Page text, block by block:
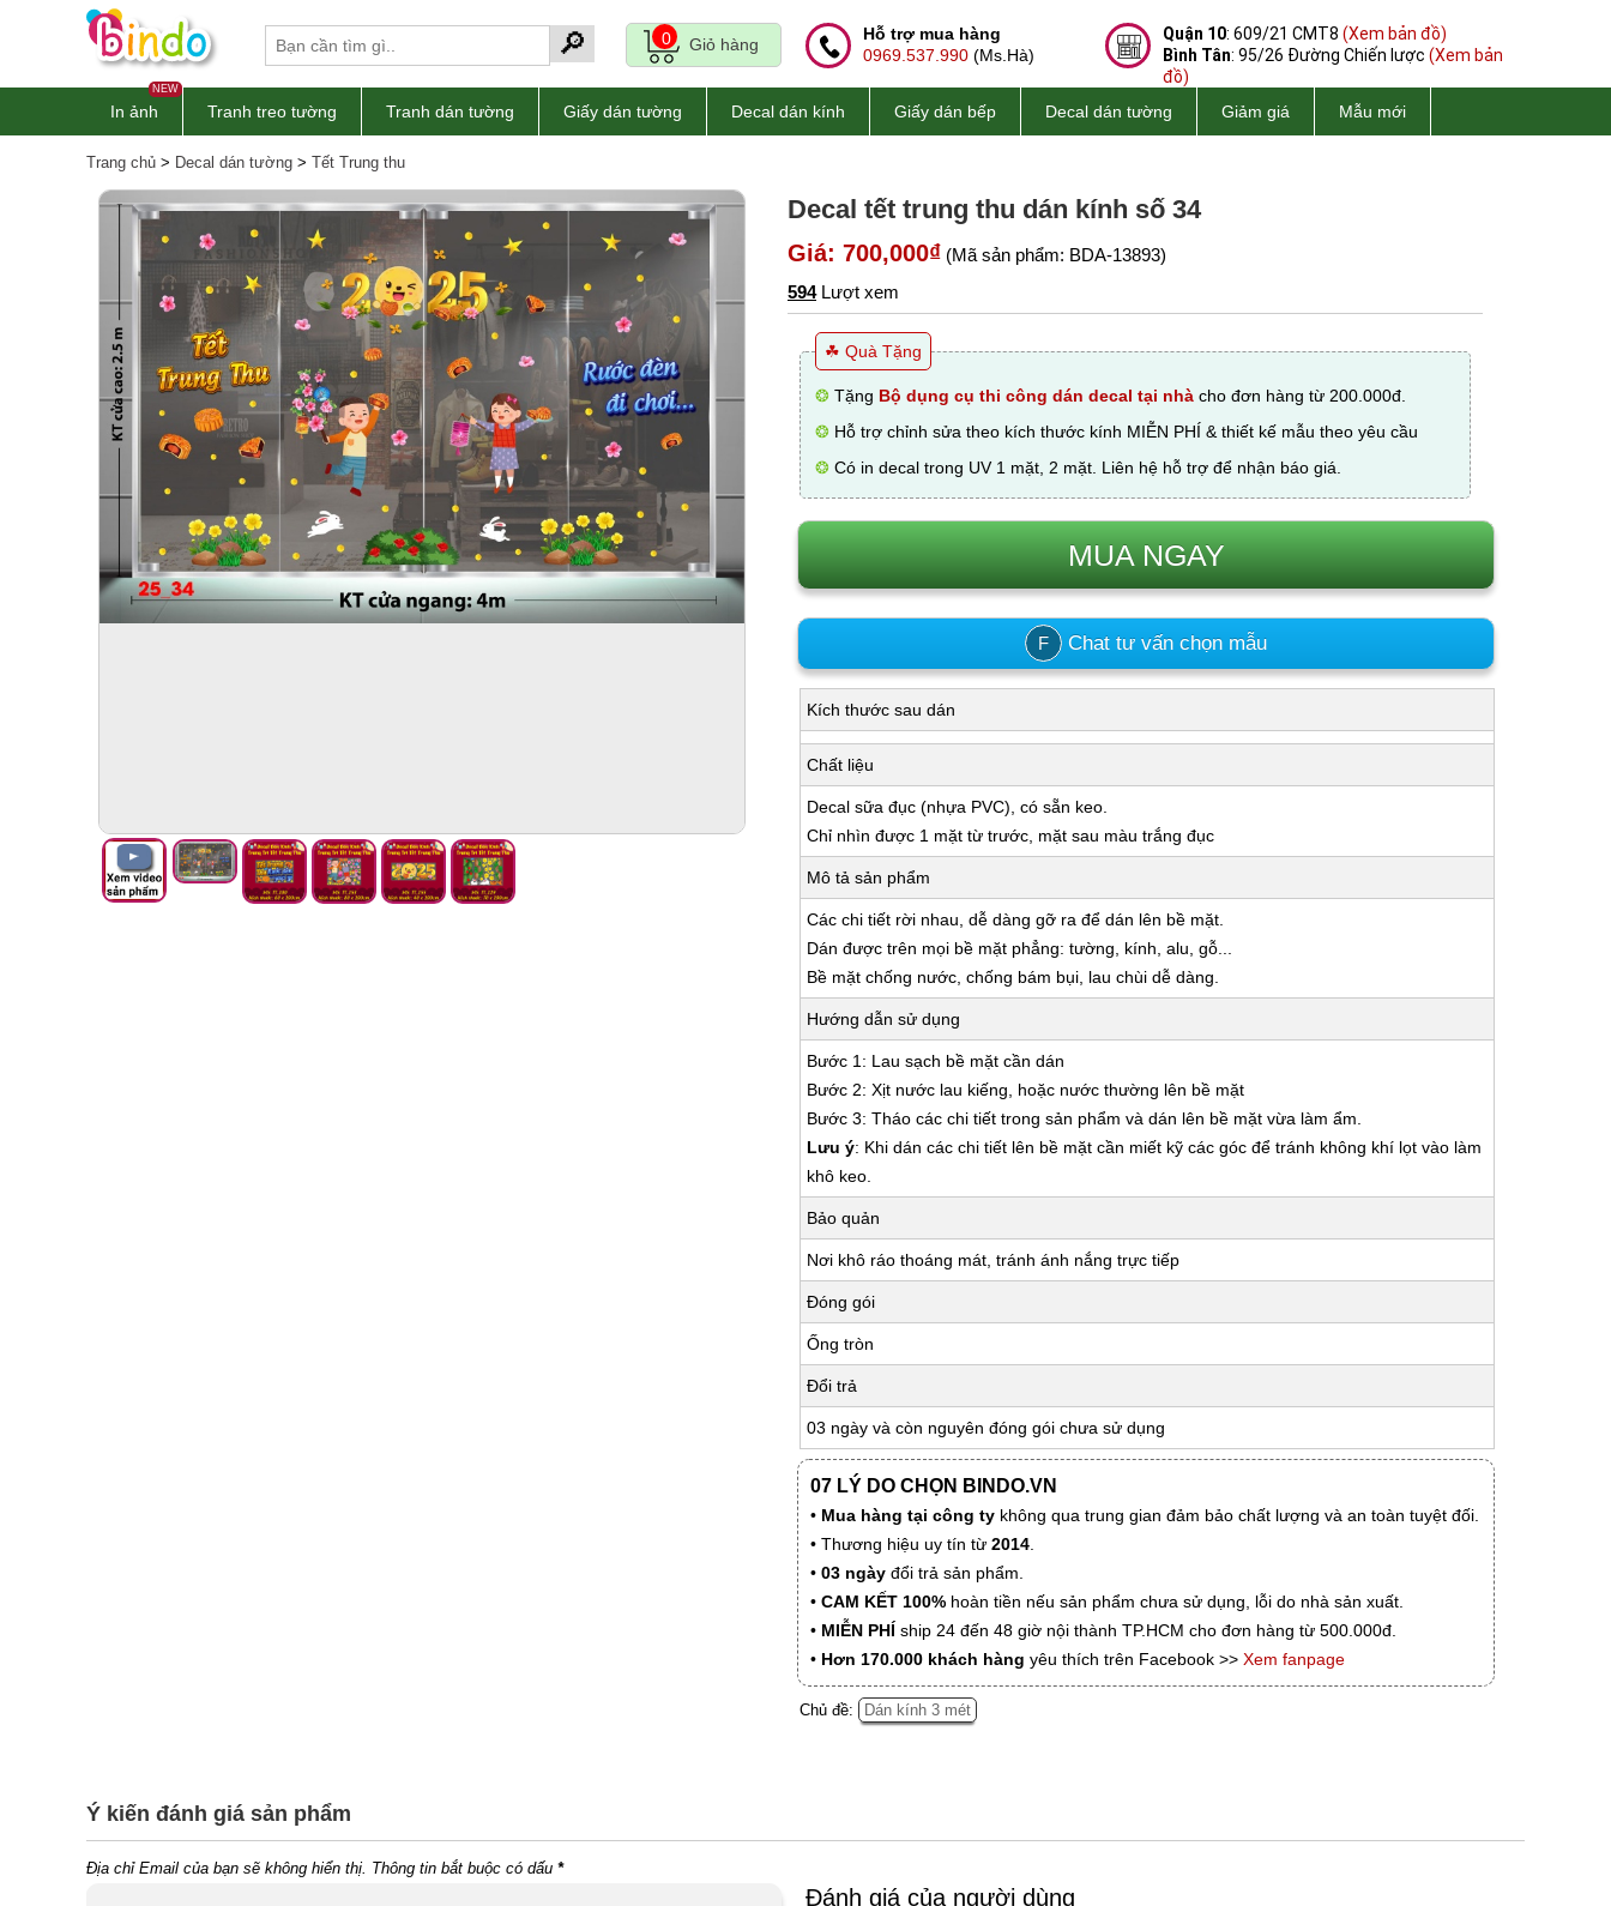
🔎 0 Giỏ hàng
Hỗ trợ mua hàng
0969.537.990 (Ms.Hà)
Quận 10: 609/21 CMT8 (Xem bản đồ)
Bình Tân: 95/26 Đường Chiến lược (Xem bản
đồ)
NEW
In ảnh Tranh treo tường Tranh dán tường Giấy dán tường Decal dán kính Giấy dán bếp Decal dán tường Giảm giá Mẫu mới
Trang chủ > Decal dán tường > Tết Trung thu
Decal tết trung thu dán kính số 34
Giá: 700,000₫ (Mã sản phẩm: BDA-13893)
594Lượt xem
☘ Quà Tặng
❂ Tặng Bộ dụng cụ thi công dán decal tại nhà cho đơn hàng từ 200.000đ.
❂ Hỗ trợ chỉnh sửa theo kích thước kính MIỄN PHÍ & thiết kế mẫu theo yêu cầu
❂ Có in decal trong UV 1 mặt, 2 mặt. Liên hệ hỗ trợ để nhận báo giá.
MUA NGAY
F Chat tư vấn chọn mẫu
Kích thước sau dán
Chất liệu
Decal sữa đục (nhựa PVC), có sẵn keo.
Chỉ nhìn được 1 mặt từ trước, mặt sau màu trắng đục
Mô tả sản phẩm
Các chi tiết rời nhau, dễ dàng gỡ ra để dán lên bề mặt.
Dán được trên mọi bề mặt phẳng: tường, kính, alu, gỗ...
Bề mặt chống nước, chống bám bụi, lau chùi dễ dàng.
Hướng dẫn sử dụng
Bước 1: Lau sạch bề mặt cần dán
Bước 2: Xịt nước lau kiếng, hoặc nước thường lên bề mặt
Bước 3: Tháo các chi tiết trong sản phẩm và dán lên bề mặt vừa làm ẩm.
Lưu ý: Khi dán các chi tiết lên bề mặt cần miết kỹ các góc để tránh không khí lọt vào làm
khô keo.
Bảo quản
Nơi khô ráo thoáng mát, tránh ánh nắng trực tiếp
Đóng gói
Ống tròn
Đổi trả
03 ngày và còn nguyên đóng gói chưa sử dụng
07 LÝ DO CHỌN BINDO.VN
• Mua hàng tại công ty không qua trung gian đảm bảo chất lượng và an toàn tuyệt đối.
• Thương hiệu uy tín từ 2014
• 03 ngày đổi trả sản phẩm.
• CAM KẾT 100% hoàn tiền nếu sản phẩm chưa sử dụng, lỗi do nhà sản xuất.
• MIỄN PHÍ ship 24 đến 48 giờ nội thành TP.HCM cho đơn hàng từ 500.000đ.
• Hơn 170.000 khách hàng yêu thích trên Facebook >> Xem fanpage
Chủ đề: Dán kính 3 mét
Ý kiến đánh giá sản phẩm
Địa chỉ Email của bạn sẽ không hiển thị. Thông tin bắt buộc có dấu *
Đánh giá của người dùng